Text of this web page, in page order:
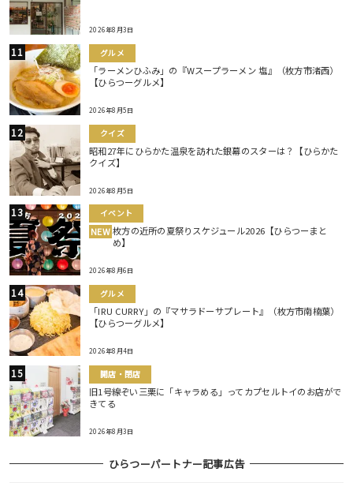
2026年8月3日
グルメ
「ラーメンひふみ」の『Wスープラーメン 塩』（枚方市渚西）
【ひらつーグルメ】
2026年8月5日
クイズ
昭和27年にひらかた温泉を訪れた銀幕のスターは？【ひらかた
クイズ】
2026年8月5日
イベント
NEW 枚方の近所の夏祭りスケジュール2026【ひらつーまと
め】
2026年8月6日
グルメ
「IRU CURRY」の『マサラドーサプレート』（枚方市南楠葉）
【ひらつーグルメ】
2026年8月4日
開店・閉店
旧1号線ぞい三栗に「キャラめる」ってカプセルトイのお店がで
きてる
2026年8月3日
ひらつーパートナー記事広告